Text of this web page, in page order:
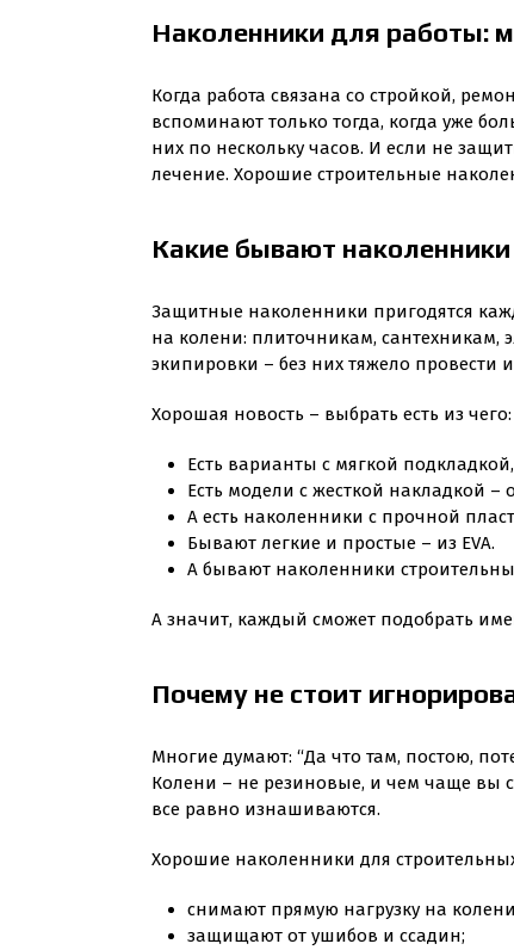
Наколенники для работы:
Когда работа связана со стройкой,
вспоминают только тогда, когда уже
них по нескольку часов. И если не
лечение. Хорошие строительные
Какие бывают наколенники
Защитные наколенники пригодятся
на колени: плиточникам, сантехникам,
экипировки – без них тяжело провести
Хорошая новость – выбрать есть из чего:
Есть варианты с мягкой
Есть модели с жесткой накладкой
А есть наколенники с прочной
Бывают легкие и простые – из EVA.
А бывают наколенники
А значит, каждый сможет подобрать
Почему не стоит
Многие думают: “Да что там, постою,
Колени – не резиновые, и чем чаще вы
все равно изнашиваются.
Хорошие наколенники для
снимают прямую нагрузку на
защищают от ушибов и ссадин;